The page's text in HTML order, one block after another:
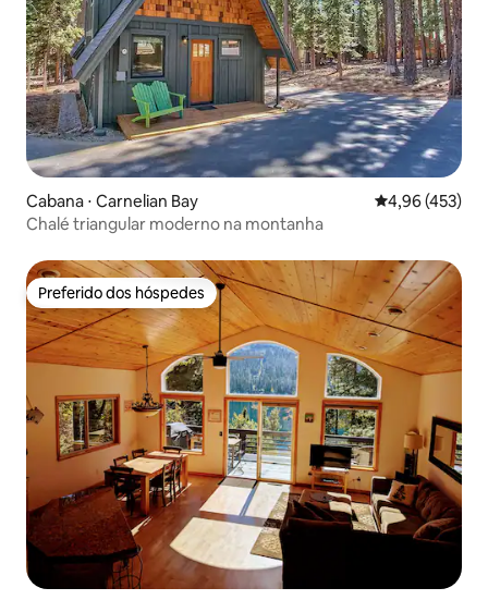
Cabana ⋅ Carnelian Bay 4,96 de uma
4,96 (453)
Chalé triangular moderno na montanha
Preferido dos hóspedes
Preferido dos hóspedes